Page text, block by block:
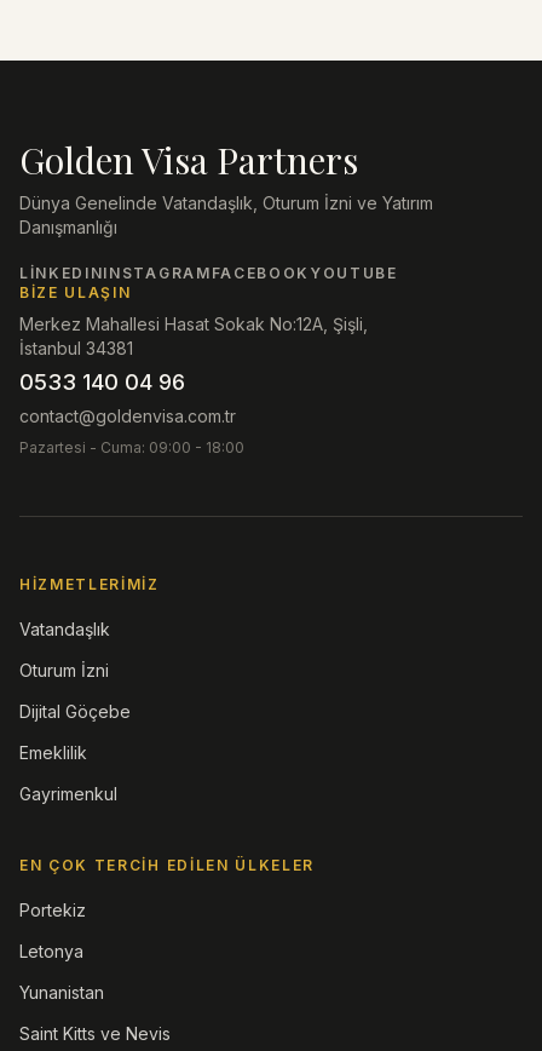
Golden Visa Partners
Dünya Genelinde Vatandaşlık, Oturum İzni ve Yatırım
Danışmanlığı
LINKEDININSTAGRAM FACEBOOK YOUTUBE
BIZE ULAŞIN
Merkez Mahallesi Hasat Sokak No:12A, Şişli,
İstanbul 34381
0533 140 04 96
contact@goldenvisa.com.tr
Pazartesi - Cuma: 09:00 - 18:00
HIZMETLERIMIZ
Vatandaşlık
Oturum İzni
Dijital Göçebe
Emeklilik
Gayrimenkul
EN ÇOK TERCIH EDILEN ÜLKELER
Portekiz
Letonya
Yunanistan
Saint Kitts ve Nevis